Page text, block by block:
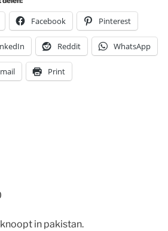
Facebook Pinterest
Reddit WhatsApp
Print
in pakistan.